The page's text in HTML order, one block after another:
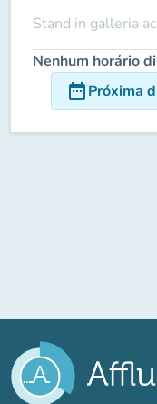
Stand in galleria
Nenhum horário
date_rangePróxima